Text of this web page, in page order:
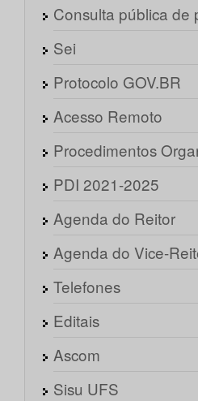
Consulta pública de
Sei
Protocolo GOV.BR
Acesso Remoto
Procedimentos
PDI 2021-2025
Agenda do Reitor
Agenda do Vice-
Telefones
Editais
Ascom
Sisu UFS